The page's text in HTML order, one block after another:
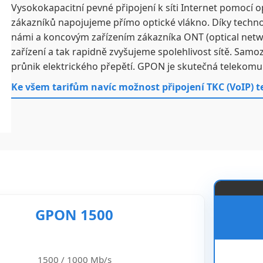
Vysokokapacitní pevné připojení k síti Internet pomocí
zákazníků napojujeme přímo optické vlákno. Díky
námi a koncovým zařízením zákazníka ONT (optical
zařízení a tak rapidně zvyšujeme spolehlivost sítě.
průnik elektrického přepětí. GPON je skutečná
Ke všem tarifům navíc možnost připojení TKC (VoIP)
GPON 1500
1500 / 1000 Mb/s